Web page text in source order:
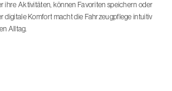
ihre Aktivitäten, können Favoriten speichern oder
digitale Komfort macht die Fahrzeugpflege intuitiv
Alltag.